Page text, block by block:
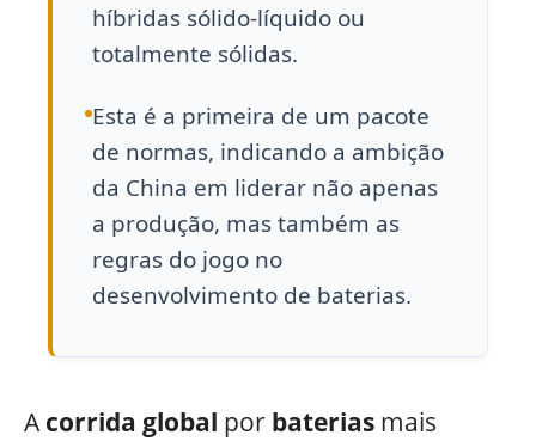
híbridas sólido-líquido ou
totalmente sólidas.
Esta é a primeira de um pacote
de normas, indicando a ambição
da China em liderar não apenas
a produção, mas também as
regras do jogo no
desenvolvimento de baterias.
Acorrida global por baterias mais